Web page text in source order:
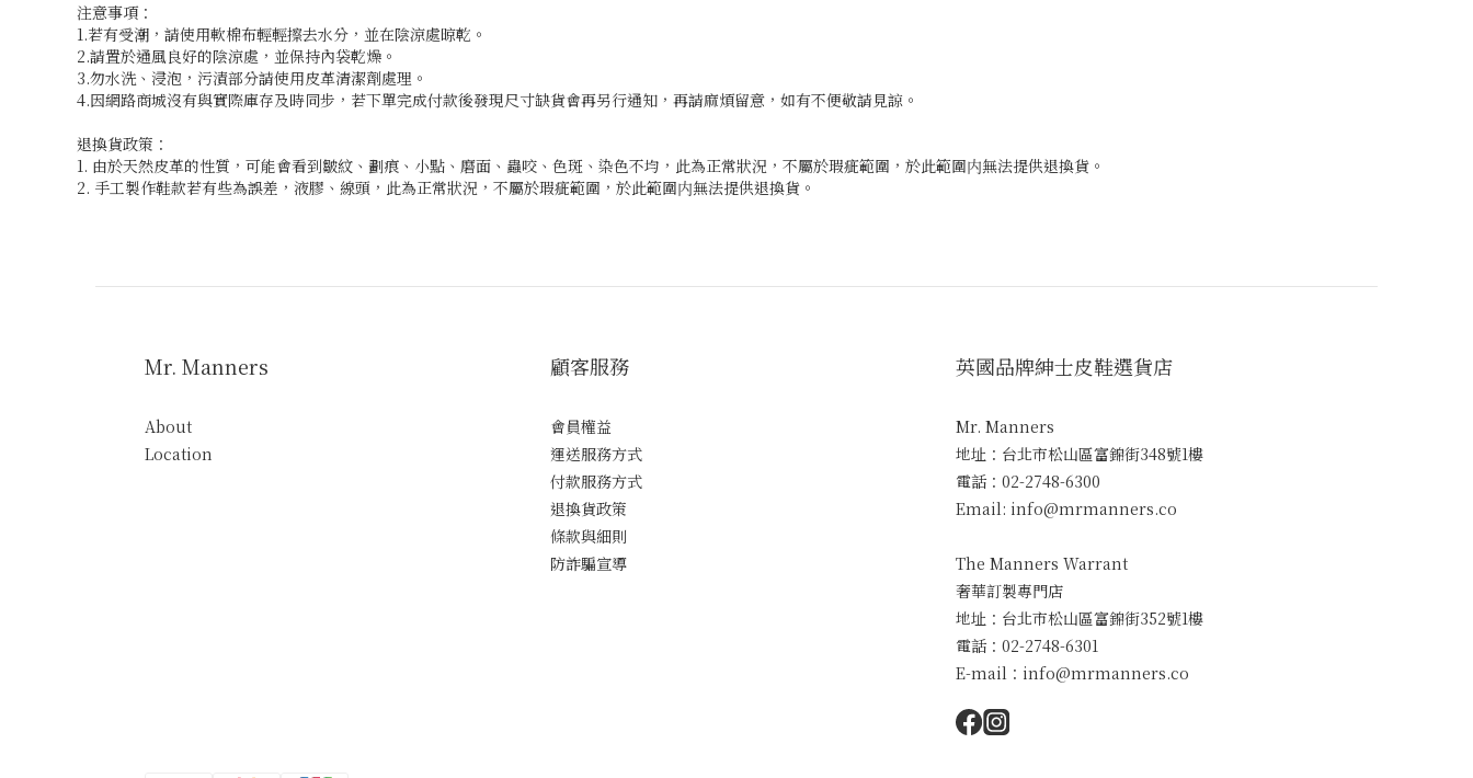
注意事項：
1.若有受潮，請使用軟棉布輕輕擦去水分，並在陰涼處晾乾。
2.請置於通風良好的陰涼處，並保持內袋乾燥。
3.勿水洗、浸泡，污漬部分請使用皮革清潔劑處理。
4.因網路商城沒有與實際庫存及時同步，若下單完成付款後發現尺寸缺貨會再另行通知，再請麻煩留意，如有不便敬請見諒。
退換貨政策：
1. 由於天然皮革的性質，可能會看到皺紋、劃痕、小點、磨面、蟲咬、色斑、染色不均，此為正常狀況，不屬於瑕疵範圍，於此範圍内無法提供退換貨。
2. 手工製作鞋款若有些為誤差，液膠、線頭，此為正常狀況，不屬於瑕疵範圍，於此範圍内無法提供退換貨。
Mr. Manners
About
Location
顧客服務
會員權益
運送服務方式
付款服務方式
退換貨政策
條款與細則
防詐騙宣導
英國品牌紳士皮鞋選貨店
Mr. Manners
地址：台北市松山區富錦街348號1樓
電話：02-2748-6300
Email: info@mrmanners.co
The Manners Warrant
奢華訂製專門店
地址：台北市松山區富錦街352號1樓
電話：02-2748-6301
E-mail：info@mrmanners.co